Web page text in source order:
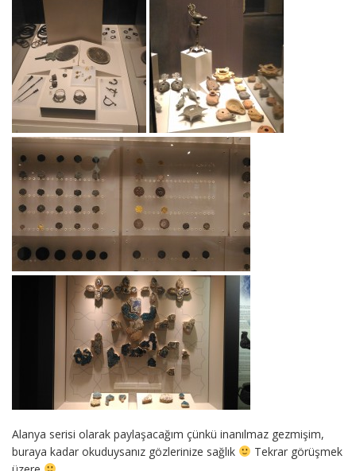
Alanya serisi olarak paylaşacağım çünkü inanılmaz gezmişim,
buraya kadar okuduysanız gözlerinize sağlık
Tekrar görüşmek